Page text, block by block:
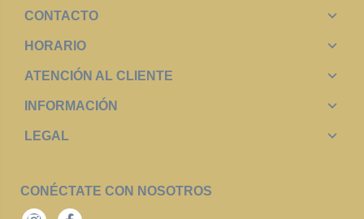
CONTACTO
HORARIO
ATENCIÓN AL CLIENTE
INFORMACIÓN
LEGAL
CONÉCTATE CON NOSOTROS